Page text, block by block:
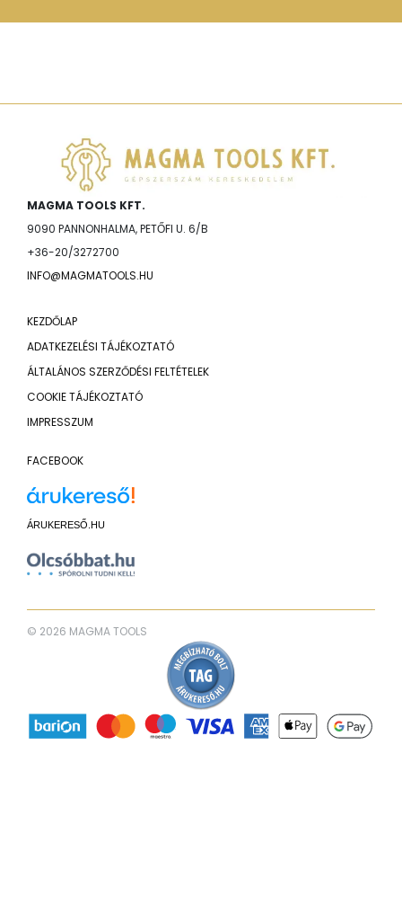
MAGMA TOOLS KFT.
9090 PANNONHALMA, PETŐFI U. 6/B
+36-20/3272700
INFO@MAGMATOOLS.HU
KEZDŐLAP
ADATKEZELÉSI TÁJÉKOZTATÓ
ÁLTALÁNOS SZERZŐDÉSI FELTÉTELEK
COOKIE TÁJÉKOZTATÓ
IMPRESSZUM
FACEBOOK
ÁRUKERESŐ.HU
© 2026 MAGMA TOOLS